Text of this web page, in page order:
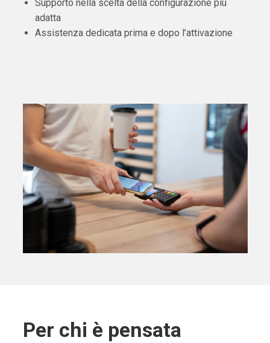
Supporto nella scelta della configurazione più
adatta
Assistenza dedicata prima e dopo l’attivazione
Per chi è pensata